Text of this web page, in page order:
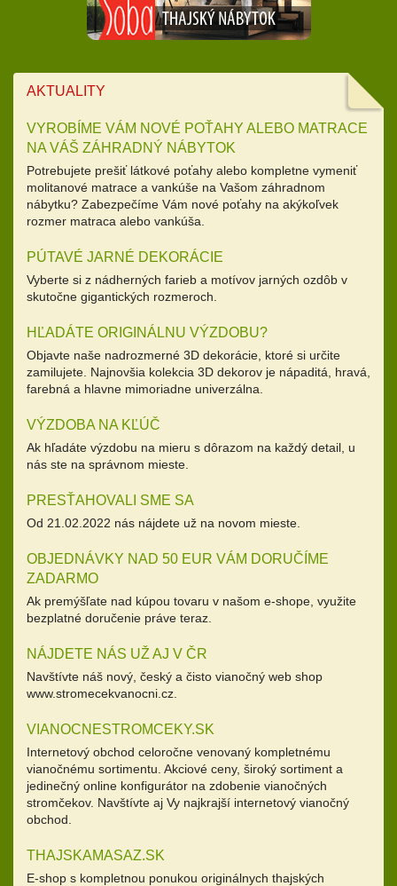
AKTUALITY
VYROBÍME VÁM NOVÉ POŤAHY ALEBO MATRACE
NA VÁŠ ZÁHRADNÝ NÁBYTOK
Potrebujete prešiť látkové poťahy alebo kompletne vymeniť
molitanové matrace a vankúše na Vašom záhradnom
nábytku? Zabezpečíme Vám nové poťahy na akýkoľvek
rozmer matraca alebo vankúša.
PÚTAVÉ JARNÉ DEKORÁCIE
Vyberte si z nádherných farieb a motívov jarných ozdôb v
skutočne gigantických rozmeroch.
HĽADÁTE ORIGINÁLNU VÝZDOBU?
Objavte naše nadrozmerné 3D dekorácie, ktoré si určite
zamilujete. Najnovšia kolekcia 3D dekorov je nápaditá, hravá,
farebná a hlavne mimoriadne univerzálna.
VÝZDOBA NA KĽÚČ
Ak hľadáte výzdobu na mieru s dôrazom na každý detail, u
nás ste na správnom mieste.
PRESŤAHOVALI SME SA
Od 21.02.2022 nás nájdete už na novom mieste.
OBJEDNÁVKY NAD 50 EUR VÁM DORUČÍME
ZADARMO
Ak premýšľate nad kúpou tovaru v našom e-shope, využite
bezplatné doručenie práve teraz.
NÁJDETE NÁS UŽ AJ V ČR
Navštívte náš nový, český a čisto vianočný web shop
www.stromecekvanocni.cz.
VIANOCNESTROMCEKY.SK
Internetový obchod celoročne venovaný kompletnému
vianočnému sortimentu. Akciové ceny, široký sortiment a
jedinečný online konfigurátor na zdobenie vianočných
stromčekov. Navštívte aj Vy najkrajší internetový vianočný
obchod.
THAJSKAMASAZ.SK
E-shop s kompletnou ponukou originálnych thajských